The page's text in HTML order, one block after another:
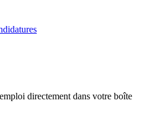
directement dans votre boîte